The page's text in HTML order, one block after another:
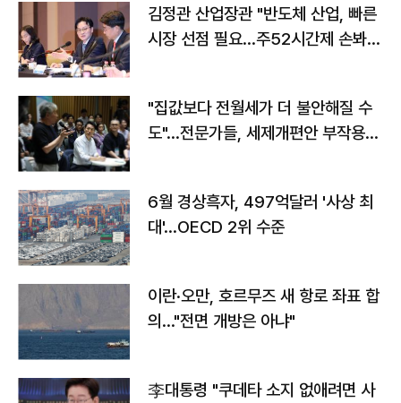
김정관 산업장관 "반도체 산업, 빠른
시장 선점 필요…주52시간제 손봐
"집값보다 전월세가 더 불안해질 수
도"…전문가들, 세제개편안 부작용
6월 경상흑자, 497억달러 '사상 최
대'…OECD 2위 수준
이란·오만, 호르무즈 새 항로 좌표 합
의…"전면 개방은 아냐"
李대통령 "쿠데타 소지 없애려면 사